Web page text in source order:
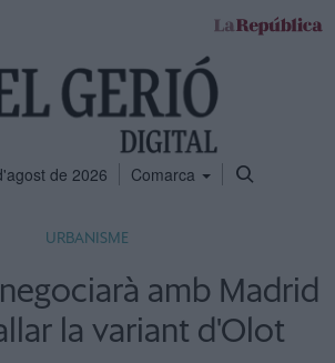
de 2026 Comarca
URBANISME
amb Madrid
la variant d'Olot